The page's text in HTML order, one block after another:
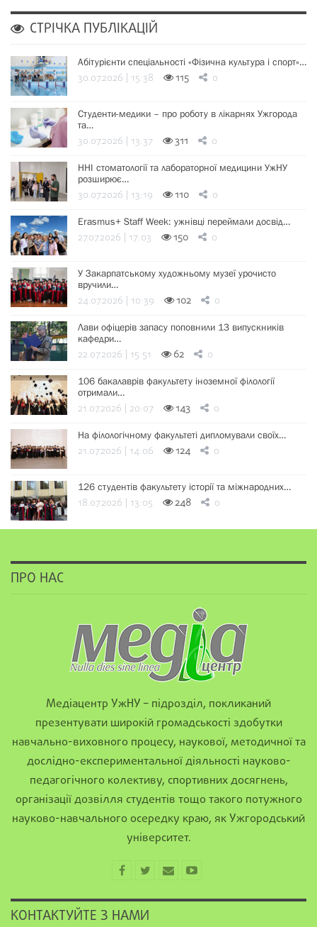
СТРІЧКА ПУБЛІКАЦІЙ
Абітурієнти спеціальності «Фізична культура і спорт»…
30.07.2026 | 15:38 115 0
Студенти-медики – про роботу в лікарнях Ужгорода
та…
30.07.2026 | 13:37 311 0
ННІ стоматології та лабораторної медицини УжНУ
розширює…
30.07.2026 | 13:19 110 0
Erasmus+ Staff Week: ужнівці переймали досвід…
27.07.2026 | 17:03 150 0
У Закарпатському художньому музеї урочисто
вручили…
24.07.2026 | 10:39 102 0
Лави офіцерів запасу поповнили 13 випускників
кафедри…
22.07.2026 | 15:51 62 0
106 бакалаврів факультету іноземної філології
отримали…
21.07.2026 | 20:07 143 0
На філологічному факультеті дипломували своїх…
21.07.2026 | 14:06 124 0
126 студентів факультету історії та міжнародних…
18.07.2026 | 13:05 248 0
ПРО НАС
Медіацентр УжНУ – підрозділ, покликаний
презентувати широкій громадськості здобутки
навчально-виховного процесу, наукової, методичної та
дослідно-експериментальної діяльності науково-
педагогічного колективу, спортивних досягнень,
організації дозвілля студентів тощо такого потужного
науково-навчального осередку краю, як Ужгородський
університет.
КОНТАКТУЙТЕ З НАМИ